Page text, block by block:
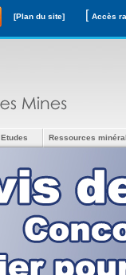
[Plan du site] [
Etudes Ressources